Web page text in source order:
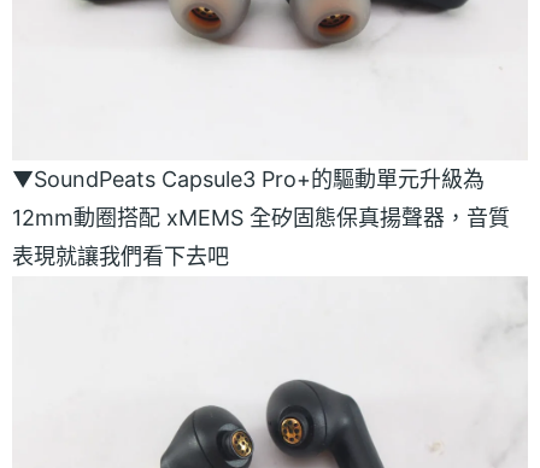
▼SoundPeats Capsule3 Pro+的驅動單元升級為
12mm動圈搭配 xMEMS 全矽固態保真揚聲器，音質
表現就讓我們看下去吧